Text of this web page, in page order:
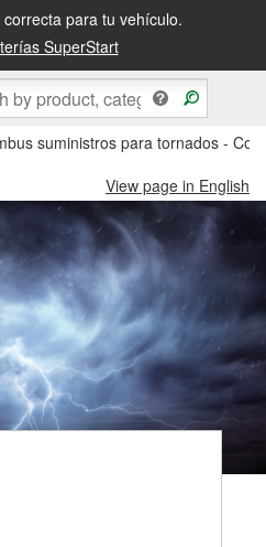
para tu vehículo.
SuperStart
suministros para tornados -
View page in English